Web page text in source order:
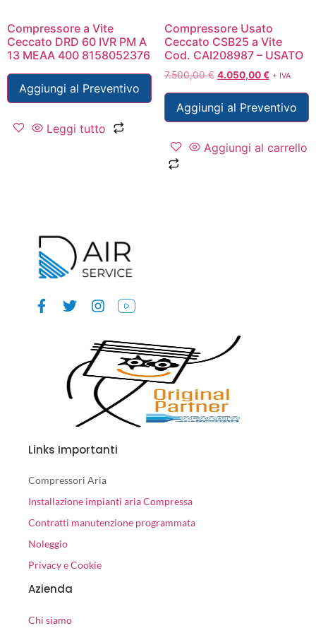
Compressore a Vite
Ceccato DRD 60 IVR PM A
13 MEAA 400 8158052376
Aggiungi al Preventivo
Leggi tutto
Compressore Usato
Ceccato CSB25 a Vite
Cod. CAI208987 – USATO
7.500,00€ 4.050,00€ + IVA
Aggiungi al Preventivo
Aggiungi al carrello
Links Importanti
Compressori Aria
Installazione impianti aria Compressa
Contratti manutenzione programmata
Noleggio
Privacy e Cookie
Azienda
Chi siamo